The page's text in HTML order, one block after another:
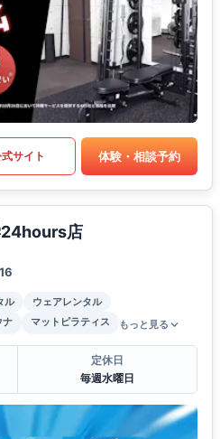
サイト 体験・相談予約
24hours店
ル
ウェアレンタル
ナ マットピラティス もっと見る
定休日
毎週水曜日